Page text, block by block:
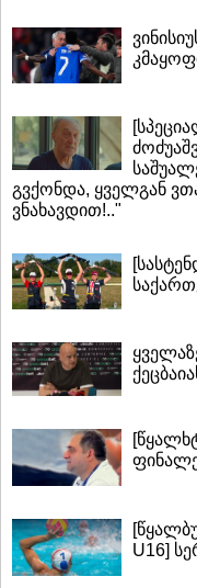
გვქონდა, ყველგან
ვნახავდით!.."
U16]